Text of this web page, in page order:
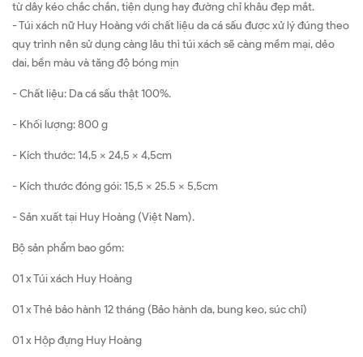
từ dây kéo chắc chắn, tiện dụng hay đường chỉ khâu đẹp mắt.
- Túi xách nữ Huy Hoàng với chất liệu da cá sấu được xử lý đúng theo
quy trình nên sử dụng càng lâu thì túi xách sẽ càng mềm mại, dẻo
dai, bền màu và tăng độ bóng mịn
- Chất liệu: Da cá sấu thật 100%.
- Khối lượng: 800 g
- Kích thước: 14,5 x 24,5 x 4,5cm
- Kích thước đóng gói: 15,5 x 25.5 x 5,5cm
- Sản xuất tại Huy Hoàng (Việt Nam).
Bộ sản phẩm bao gồm:
01 x Túi xách Huy Hoàng
01 x Thẻ bảo hành 12 tháng (Bảo hành da, bung keo, súc chỉ)
01 x Hộp đựng Huy Hoàng